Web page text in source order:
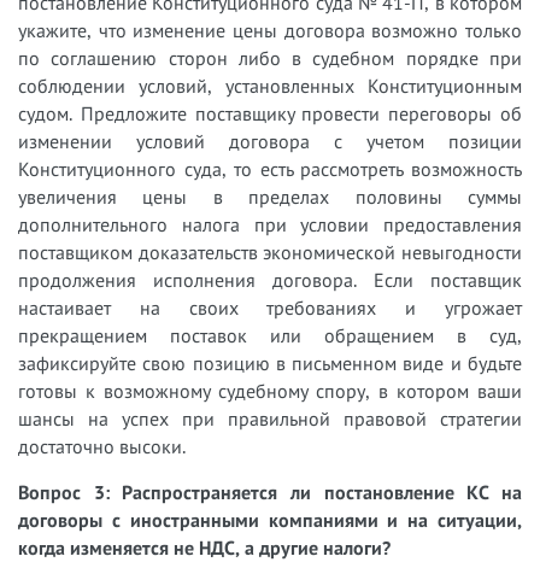
укажите, что изменение цены договора возможно только
по соглашению сторон либо в судебном порядке при
соблюдении условий, установленных Конституционным
судом. Предложите поставщику провести переговоры об
изменении условий договора с учетом позиции
Конституционного суда, то есть рассмотреть возможность
увеличения цены в пределах половины суммы
дополнительного налога при условии предоставления
поставщиком доказательств экономической невыгодности
продолжения исполнения договора. Если поставщик
настаивает на своих требованиях и угрожает
прекращением поставок или обращением в суд,
зафиксируйте свою позицию в письменном виде и будьте
готовы к возможному судебному спору, в котором ваши
шансы на успех при правильной правовой стратегии
достаточно высоки.
Вопрос 3: Распространяется ли постановление КС на
договоры с иностранными компаниями и на ситуации,
когда изменяется не НДС, а другие налоги?